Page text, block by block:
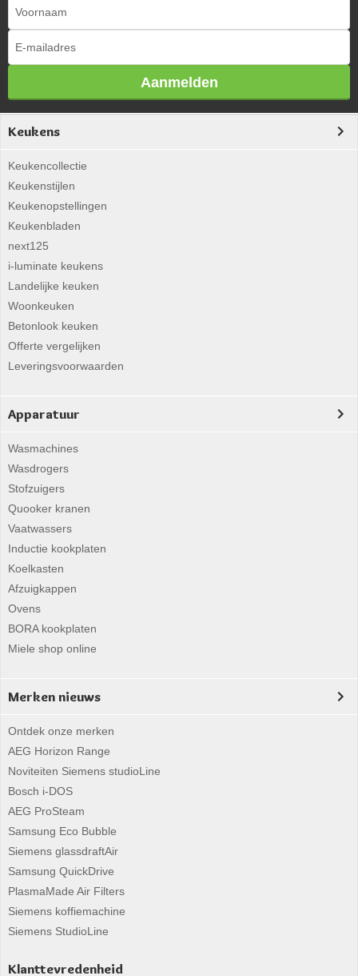
Aanmelden
Keukens
Keukencollectie
Keukenstijlen
Keukenopstellingen
Keukenbladen
next125
i-luminate keukens
Landelijke keuken
Woonkeuken
Betonlook keuken
Offerte vergelijken
Leveringsvoorwaarden
Apparatuur
Wasmachines
Wasdrogers
Stofzuigers
Quooker kranen
Vaatwassers
Inductie kookplaten
Koelkasten
Afzuigkappen
Ovens
BORA kookplaten
Miele shop online
Merken nieuws
Ontdek onze merken
AEG Horizon Range
Noviteiten Siemens studioLine
Bosch i-DOS
AEG ProSteam
Samsung Eco Bubble
Siemens glassdraftAir
Samsung QuickDrive
PlasmaMade Air Filters
Siemens koffiemachine
Siemens StudioLine
Klanttevredenheid